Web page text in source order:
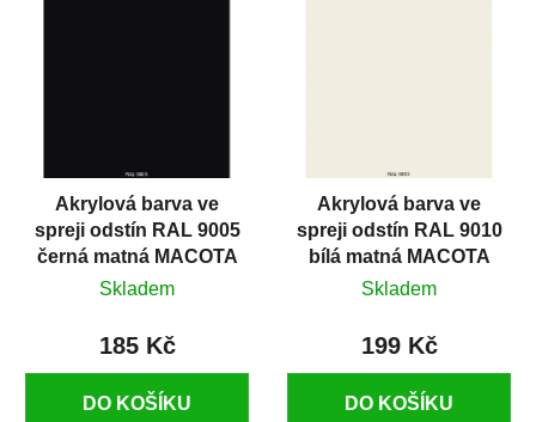
ů
Akrylová barva ve
spreji odstín RAL 9005
černá matná MACOTA
COLOR 3G 400 ml
Skladem
185 Kč
DO KOŠÍKU
Akrylová barva ve
spreji odstín RAL 9010
bílá matná MACOTA
COLOR 3G 400 ml
Skladem
199 Kč
DO KOŠÍKU